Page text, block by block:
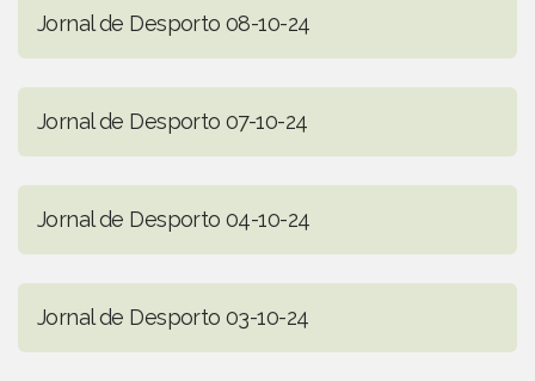
Jornal de Desporto 08-10-24
Jornal de Desporto 07-10-24
Jornal de Desporto 04-10-24
Jornal de Desporto 03-10-24